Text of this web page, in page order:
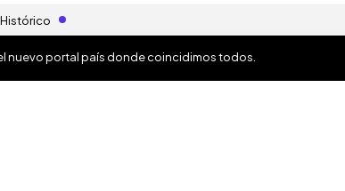
el nuevo portal país donde coincidimos todos.